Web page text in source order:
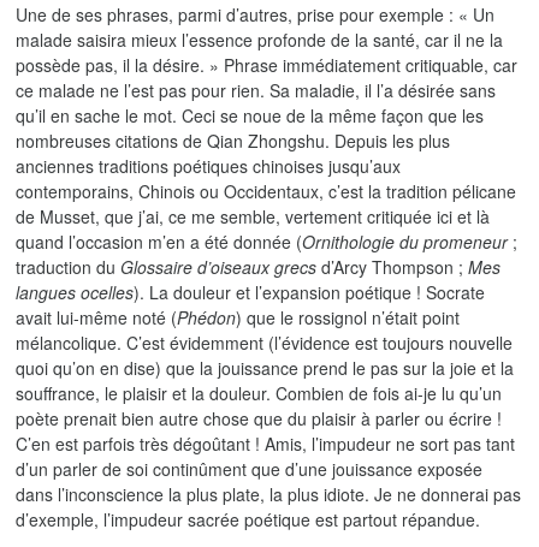
Une de ses phrases, parmi d’autres, prise pour exemple : « Un
malade saisira mieux l’essence profonde de la santé, car il ne la
possède pas, il la désire. » Phrase immédiatement critiquable, car
ce malade ne l’est pas pour rien. Sa maladie, il l’a désirée sans
qu’il en sache le mot. Ceci se noue de la même façon que les
nombreuses citations de Qian Zhongshu. Depuis les plus
anciennes traditions poétiques chinoises jusqu’aux
contemporains, Chinois ou Occidentaux, c’est la tradition pélicane
de Musset, que j’ai, ce me semble, vertement critiquée ici et là
quand l’occasion m’en a été donnée (Ornithologie du promeneur;
traduction duGlossaire d’oiseaux grecs d’Arcy Thompson ;Mes
langues ocelles). La douleur et l’expansion poétique ! Socrate
avait lui-même noté (Phédon) que le rossignol n’était point
mélancolique. C’est évidemment (l’évidence est toujours nouvelle
quoi qu’on en dise) que la jouissance prend le pas sur la joie et la
souffrance, le plaisir et la douleur. Combien de fois ai-je lu qu’un
poète prenait bien autre chose que du plaisir à parler ou écrire !
C’en est parfois très dégoûtant ! Amis, l’impudeur ne sort pas tant
d’un parler de soi continûment que d’une jouissance exposée
dans l’inconscience la plus plate, la plus idiote. Je ne donnerai pas
d’exemple, l’impudeur sacrée poétique est partout répandue.